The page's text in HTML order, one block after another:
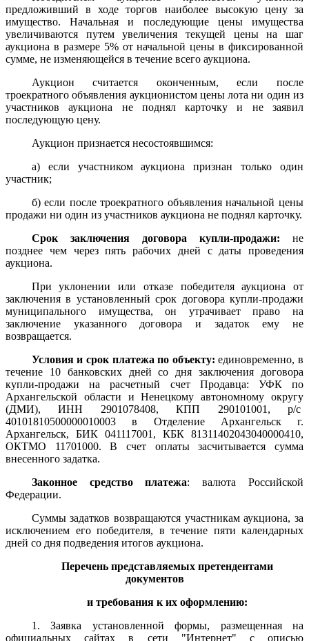
предложивший в ходе торгов наиболее высокую цену за
имущество. Начальная и последующие цены имущества
увеличиваются путем увеличения текущей цены на шаг
аукциона в размере 5% от начальной цены в фиксированной
сумме, не изменяющейся в течение всего аукциона.
Аукцион считается оконченным, если после
троекратного объявления аукционистом цены лота ни один из
участников аукциона не поднял карточку и не заявил
последующую цену.
Аукцион признается несостоявшимся:
а) если участником аукциона признан только один
участник;
б) если после троекратного объявления начальной цены
продажи ни один из участников аукциона не поднял карточку.
Срок заключения договора купли-продажи: не
позднее чем через пять рабочих дней с даты проведения
аукциона.
При уклонении или отказе победителя аукциона от
заключения в установленный срок договора купли-продажи
муниципального имущества, он утрачивает право на
заключение указанного договора и задаток ему не
возвращается.
Условия и срок платежа по объекту:единовременно, в
течение 10 банковских дней со дня заключения договора
купли-продажи на расчетный счет Продавца: УФК по
Архангельской области и Ненецкому автономному округу
(ДМИ), ИНН 2901078408, КПП 290101001, р/с
40101810500000010003 в Отделение Архангельск г.
Архангельск, БИК 041117001, КБК 81311402043040000410,
ОКТМО 11701000. В счет оплаты засчитывается сумма
внесенного задатка.
Законное средство платежа: валюта Российской
Федерации.
Суммы задатков возвращаются участникам аукциона, за
исключением его победителя, в течение пяти календарных
дней со дня подведения итогов аукциона.
Перечень представляемых претендентами
документов
и требования к их оформлению:
1. Заявка установленной формы, размещенная на
официальных сайтах в сети "Интернет" с описью